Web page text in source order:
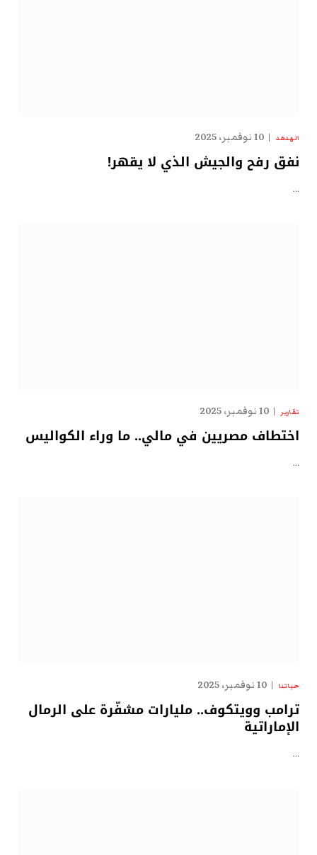
الهدهد 10 نوفمبر، 2025
نفق رفح والجيش الذي لا يقهر!
…
تقارير 10 نوفمبر، 2025
اختطاف مصريين في مالي.. ما وراء الكواليس
…
حياتنا 10 نوفمبر، 2025
ترامب وويتكوف.. مليارات مشفّرة على الرمال
الإماراتية
…